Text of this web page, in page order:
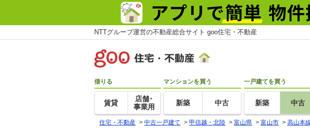
NTTグループ運営の不動産総合サイト goo住宅・不動産
借りる
賃貸
店舗･
事業用
マンションを買う
新築 中古
一戸建てを買う
新築 中古
住宅・不動産 > 中古一戸建て > 甲信越・北陸 > 富山県 > 富山市 > 高山本